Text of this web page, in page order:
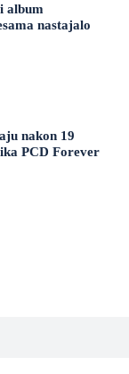
album
nastajalo
nakon 19
PCD Forever